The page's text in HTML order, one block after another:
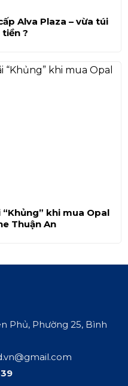
Alva Plaza – vừa túi
tiền ?
“Khủng” khi mua Opal
Thuận An
Phủ, Phường 25, Bình